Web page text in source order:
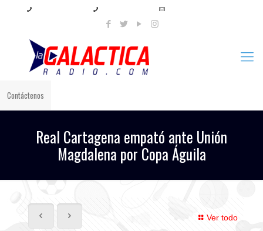
Contáctenos
Real Cartagena empató ante Unión
Magdalena por Copa Águila
Ver todo